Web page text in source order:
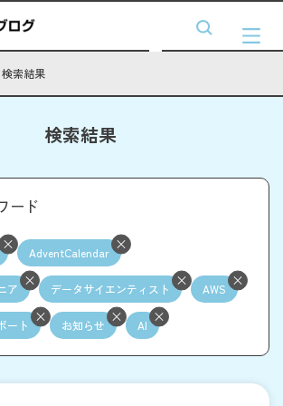
検索結果
検索結果
ード
AdventCalendar
ア データサイエンティスト AWS
ート お知らせ AI